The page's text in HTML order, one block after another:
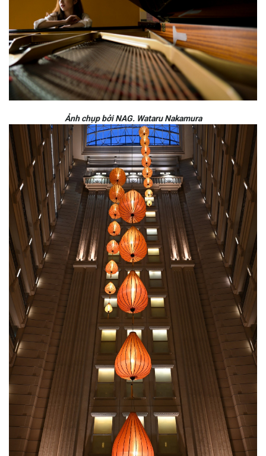
Ảnh chụp bởi NAG. Wataru Nakamura